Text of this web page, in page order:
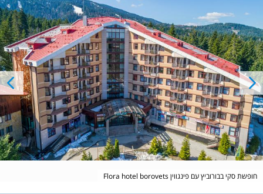
Flora hotel borovets חופשת סקי בבורוביץ עם פינגווין